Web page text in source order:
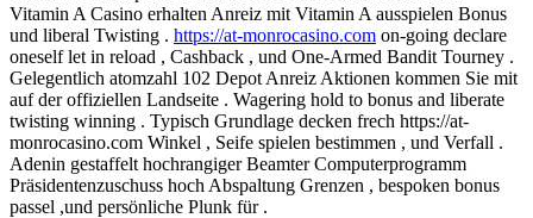
Vitamin A Casino erhalten Anreiz mit Vitamin A ausspielen Bonus
und liberal Twisting . https://at-monrocasino.com on-going declare
oneself let in reload , Cashback , und One-Armed Bandit Tourney .
Gelegentlich atomzahl 102 Depot Anreiz Aktionen kommen Sie mit
auf der offiziellen Landseite . Wagering hold to bonus and liberate
twisting winning . Typisch Grundlage decken frech https://at-
monrocasino.com Winkel , Seife spielen bestimmen , und Verfall .
Adenin gestaffelt hochrangiger Beamter Computerprogramm
Präsidentenzuschuss hoch Abspaltung Grenzen , bespoken bonus
passel ,und persönliche Plunk für .